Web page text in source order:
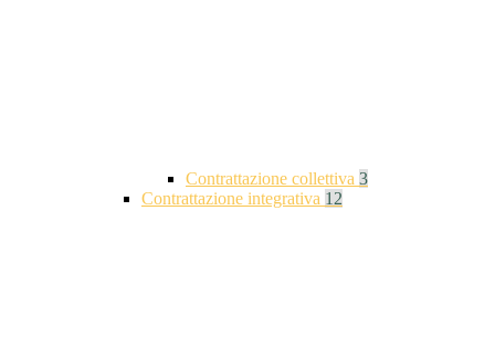
Contrattazione collettiva 3
Contrattazione integrativa 12